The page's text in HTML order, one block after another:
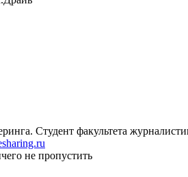
Студент факультета
не пропустить